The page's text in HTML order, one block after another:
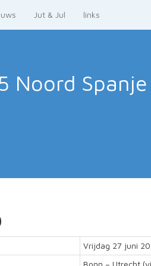
Jut & Jul links
Noord
Vrijdag 27 juni
Bonn – Utrecht